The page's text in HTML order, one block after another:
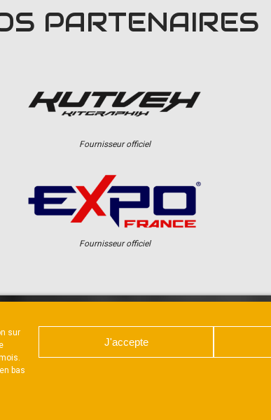
sur
bas
J'accepte
PARTENAIRES
Fournisseur officiel
Fournisseur officiel
CHAMPIONNAT